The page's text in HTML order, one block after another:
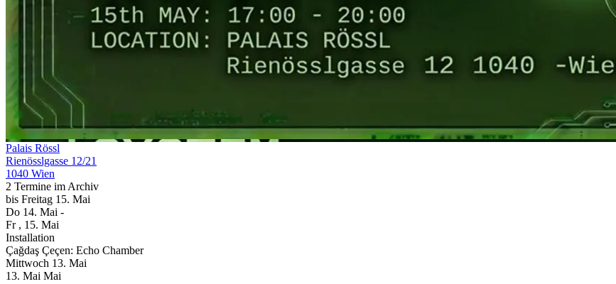
Palais Rössl
Rienösslgasse 12/21
1040 Wien
2 Termine im Archiv
bis Freitag 15. Mai
Do 14. Mai -
Fr , 15. Mai
Installation
Çağdaş Çeçen: Echo Chamber
Mittwoch 13. Mai
13. Mai Mai